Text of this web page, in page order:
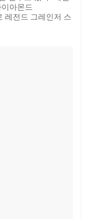
아몬드
레전드 그레인저 스